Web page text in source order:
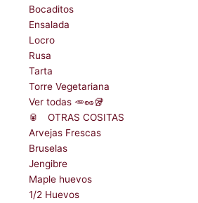
Bocaditos
Ensalada
Locro
Rusa
Tarta
Torre Vegetariana
Ver todas 🥕🥜🥡
🥫ﾠOTRAS COSITAS
Arvejas Frescas
Bruselas
Jengibre
Maple huevos
1/2 Huevos